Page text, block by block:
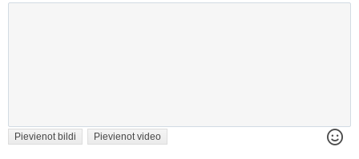
Pievienot bildi Pievienot video